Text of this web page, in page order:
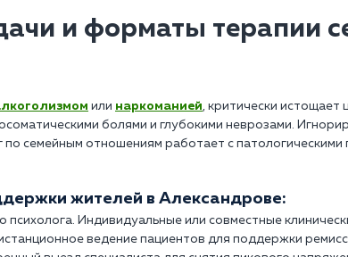
и форматы терапии
или наркоманией, критически истощает
болями и глубокими неврозами.
семейным отношениям работает с
жителей в Александрове:
психолога. Индивидуальные или совместные
ведение пациентов для поддержки